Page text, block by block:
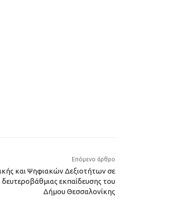
Επόμενο άρθρο
και Ψηφιακών Δεξιοτήτων σε
εκπαίδευσης του
Δήμου Θεσσαλονίκης